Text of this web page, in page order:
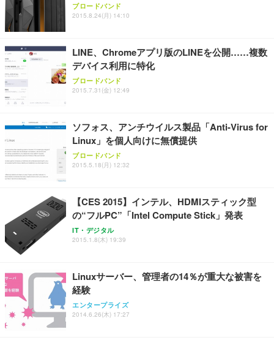
Sezlife オフィスチェア デスクチェア 疲れない テレ
ワーク チェア 強化バックレスト 30度ロッキング機
ョン PCチェア 通気性メッシュ ゲーミング/勉強/事
務用 おしゃれ パソコンチェア (ホワイト)
￥7,680
ANDWINT オフィスチェア デスクチェア 肘なし メ
ッシュ 通気性 ランバーサポート付き 腰サポート ガ
勤務 ブラック
【整備済み品】Dell E2724HS 27インチ 液晶モニタ
ー フルHD（1920×1080）VA 非光沢 HDMI/DisplayP
￥15,800
【MiniLED/24.5inch/280Hz/FHD】GRAPHT THE S
HOOTER Gaming Monitor 24” Essential ゲーミン
Smart Basic(スマートベーシック) 【Amazon.co.jp
限定】 Smart Basic アイリスオーヤマ ペットシーツ
￥3,670
アイリスオーヤマ ペットシーツ 超厚型 お徳用 レギ
ュラー 200枚入【Amazon.co.jp限定】
ブロードバンド
2015.8.24(月) 14:10
LINE、Chromeアプリ版のLINEを公開……複数
デバイス利用に特化
ブロードバンド
2015.7.31(金) 12:49
ソフォス、アンチウイルス製品「Anti-Virus for
Linux」を個人向けに無償提供
ブロードバンド
2015.5.18(月) 12:32
【CES 2015】インテル、HDMIスティック型
の“フルPC”「Intel Compute Stick」発表
IT・デジタル
2015.1.8(木) 19:39
Linuxサーバー、管理者の14％が重大な被害を
経験
エンタープライズ
2014.6.26(木) 17:27